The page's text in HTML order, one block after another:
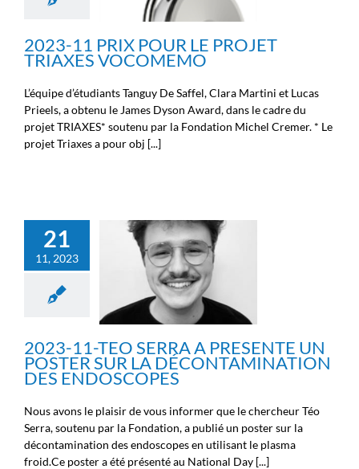
chercheurs Nouvelles des
ingénieurs Nouvelles des
2023-11 PRIX POUR LE PROJET
TRIAXES VOCOMEMO
L’équipe d’étudiants Tanguy De Saffel, Clara Martini et Lucas
Prieels, a obtenu le James Dyson Award, dans le cadre du
projet TRIAXES* soutenu par la Fondation Michel Cremer. * Le
projet Triaxes a pour obj [...]
21
11, 2023
2023-11-TEO SERRA A
PRESENTE UN POSTER
SUR LA
DÉCONTAMINATION DES
ENDOSCOPES
Nouvelles de la Fondation
Michel Cremer Nouvelles des
ingénieurs
2023-11-TEO SERRA A PRESENTE UN
POSTER SUR LA DÉCONTAMINATION
DES ENDOSCOPES
Nous avons le plaisir de vous informer que le chercheur Téo
Serra, soutenu par la Fondation, a publié un poster sur la
décontamination des endoscopes en utilisant le plasma
froid.Ce poster a été présenté au National Day [...]